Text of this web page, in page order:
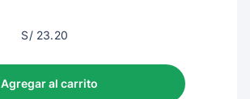
S/
S/ 23.20
Agregar al carrito